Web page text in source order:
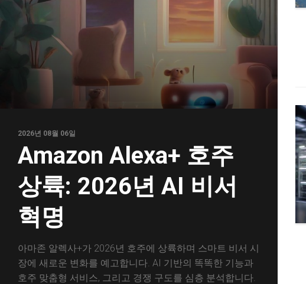
2026년 08월 06일
Amazon Alexa+ 호주
상륙: 2026년 AI 비서
혁명
아마존 알렉사+가 2026년 호주에 상륙하며 스마트 비서 시
장에 새로운 변화를 예고합니다. AI 기반의 똑똑한 기능과
호주 맞춤형 서비스, 그리고 경쟁 구도를 심층 분석합니다.